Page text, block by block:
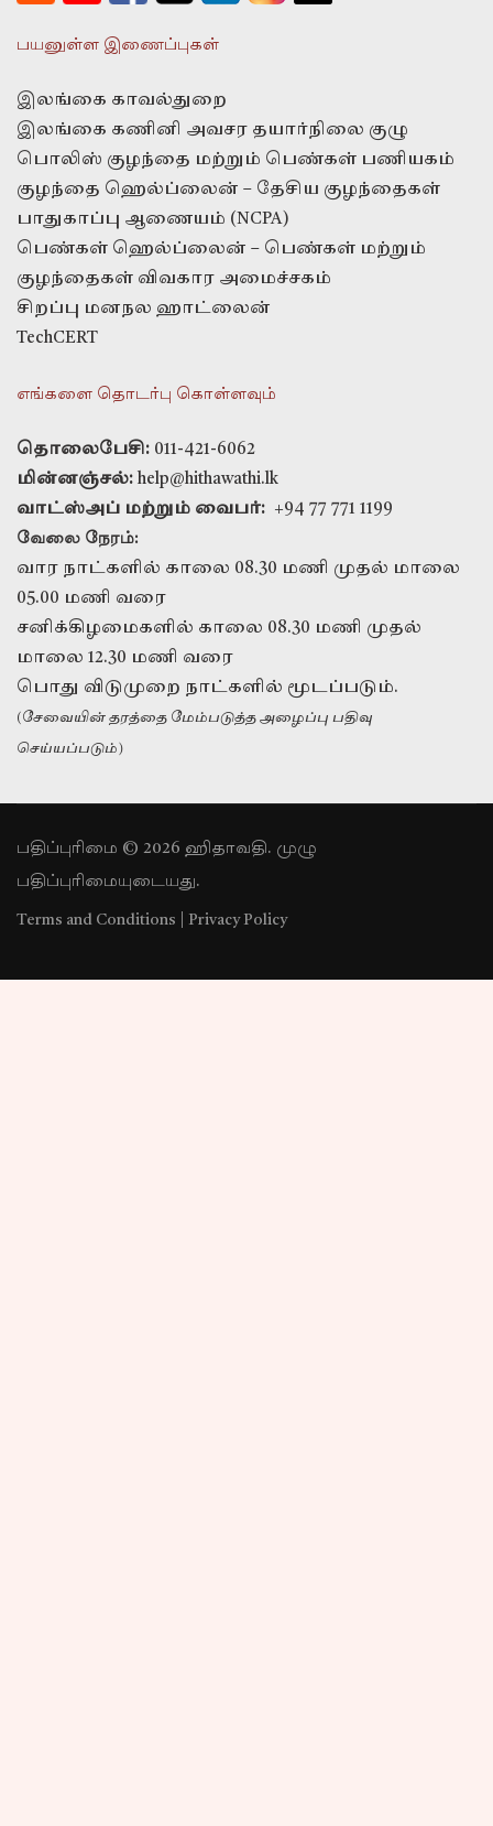
பயனுள்ள இணைப்புகள்
இலங்கை காவல்துறை
இலங்கை கணினி அவசர தயார்நிலை குழு
பொலிஸ் குழந்தை மற்றும் பெண்கள் பணியகம்
குழந்தை ஹெல்ப்லைன் – தேசிய குழந்தைகள்
பாதுகாப்பு ஆணையம் (NCPA)
பெண்கள் ஹெல்ப்லைன் – பெண்கள் மற்றும்
குழந்தைகள் விவகார அமைச்சகம்
சிறப்பு மனநல ஹாட்லைன்
TechCERT
எங்களை தொடர்பு கொள்ளவும்
தொலைபேசி: 011-421-6062
மின்னஞ்சல்: help@hithawathi.lk
வாட்ஸ்அப் மற்றும் வைபர்: +94 77 771 1199
வேலை நேரம்:
வார நாட்களில் காலை 08.30 மணி முதல் மாலை
05.00 மணி வரை
சனிக்கிழமைகளில் காலை 08.30 மணி முதல்
மாலை 12.30 மணி வரை
பொது விடுமுறை நாட்களில் மூடப்படும்.
(சேவையின் தரத்தை மேம்படுத்த அழைப்பு பதிவு
செய்யப்படும்)
பதிப்புரிமை © 2026 ஹிதாவதி. முழு
பதிப்புரிமையுடையது.
Terms and Conditions Privacy Policy